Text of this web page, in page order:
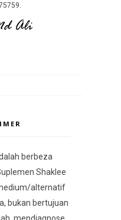
berbeza
Shaklee
alternatif
bukan bertujuan